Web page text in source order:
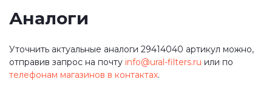
Аналоги
Уточнить актуальные аналоги 29414040 артикул можно,
отправив запрос на почту info@ural-filters.ru или по
телефонам магазинов в контактах.